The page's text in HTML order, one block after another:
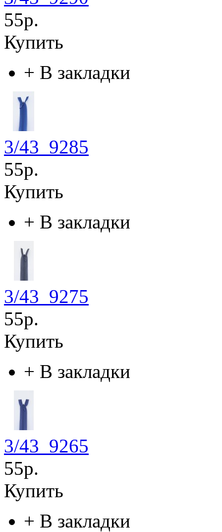
55р.
Купить
+ В закладки
3/43_9285
55р.
Купить
+ В закладки
3/43_9275
55р.
Купить
+ В закладки
3/43_9265
55р.
Купить
+ В закладки